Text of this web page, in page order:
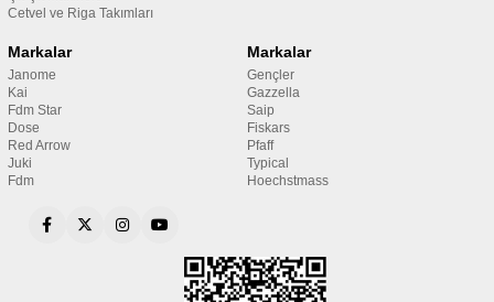
Cetvel ve Riga Takımları
Markalar
Janome
Kai
Fdm Star
Dose
Red Arrow
Juki
Fdm
Markalar
Gençler
Gazzella
Saip
Fiskars
Pfaff
Typical
Hoechstmass